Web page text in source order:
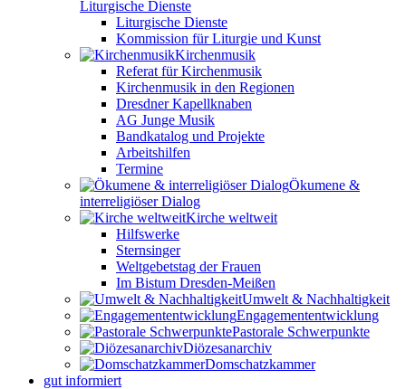
Liturgische Dienste
Liturgische Dienste
Kommission für Liturgie und Kunst
Kirchenmusik
Referat für Kirchenmusik
Kirchenmusik in den Regionen
Dresdner Kapellknaben
AG Junge Musik
Bandkatalog und Projekte
Arbeitshilfen
Termine
Ökumene &
interreligiöser Dialog
Kirche weltweit
Hilfswerke
Sternsinger
Weltgebetstag der Frauen
Im Bistum Dresden-Meißen
Umwelt & Nachhaltigkeit
Engagemententwicklung
Pastorale Schwerpunkte
Diözesanarchiv
Domschatzkammer
gut informiert